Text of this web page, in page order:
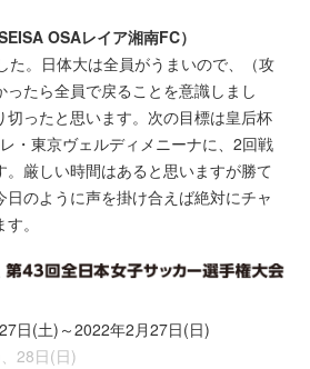
OSAレイア湘南FC）
た。日体大は全員がうまいので、（攻
たら全員で戻ることを意識しまし
切ったと思います。次の目標は皇后杯
・東京ヴェルディメニーナに、2回戦
。厳しい時間はあると思いますが勝て
日のように声を掛け合えば絶対にチャ
。
日(土)～2022年2月27日(日)
28日(日)